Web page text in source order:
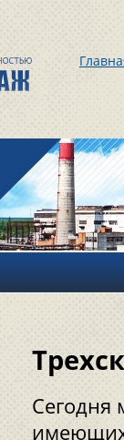
Сегодня